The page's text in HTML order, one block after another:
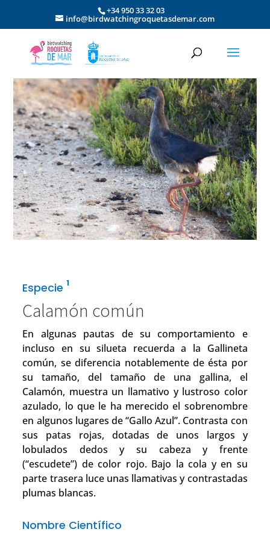
+34 950 33 32 03
info@birdwatchingroquetasdemar.com
Especie 1
Calamón común
En algunas pautas de su comportamiento e
incluso en su silueta recuerda a la Gallineta
común, se diferencia notablemente de ésta por
su tamaño, del tamaño de una gallina, el
Calamón, muestra un llamativo y lustroso color
azulado, lo que le ha merecido el sobrenombre
en algunos lugares de “Gallo Azul”. Contrasta con
sus patas rojas, dotadas de unos largos y
lobulados dedos y su cabeza y frente
(“escudete”) de color rojo. Bajo la cola y en su
parte trasera luce unas llamativas y contrastadas
plumas blancas.
Nombre Científico